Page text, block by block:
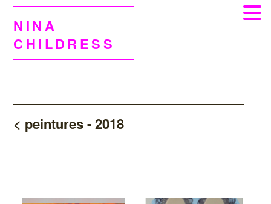
NINA
CHILDRESS
< peintures -2018